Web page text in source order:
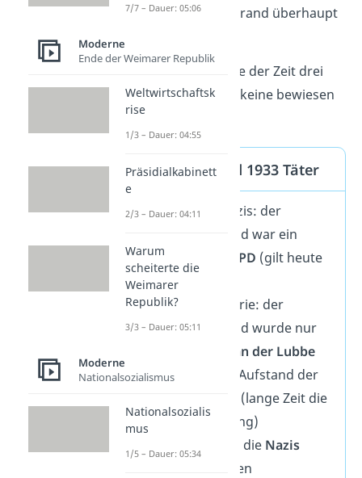
Aber wer hatte den Brand überhaupt
Dafür gab es im Laufe der Zeit drei
Theorien, von denen keine bewiesen
werden konnte.
Reichstagsbrand 1933 Täter
Theorie der Nazis: der
Reichstagsbrand war ein
Aufstand der KPD (gilt heute
als widerlegt)
Einzeltätertheorie: der
Reichstagsbrand wurde nur
Marinus van der Lubbe
als Aufruf zum Aufstand der
Arbeiter gelegt (lange Zeit die
gängige Meinung)
NS-Täterschaft: die Nazis
legten den
7/7 – Dauer: 05:06
Moderne
Ende der Weimarer Republik
Weltwirtschaftsk
rise
1/3 – Dauer: 04:55
Präsidialkabinett
e
2/3 – Dauer: 04:11
Warum
scheiterte die
Weimarer
Republik?
3/3 – Dauer: 05:11
Moderne
Nationalsozialismus
Nationalsozialis
mus
1/5 – Dauer: 05:34